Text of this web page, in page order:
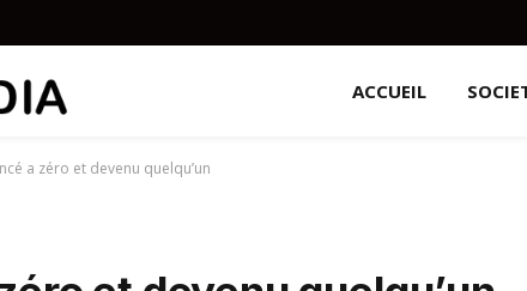
ACCUEIL
a zéro et devenu quelqu’un